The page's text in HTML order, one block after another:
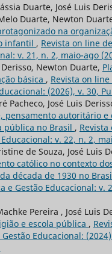
Duarte, José Luis
Duarte, Newton
na
infantil , Revista on line
v. 21, n. 2, maio-ago
Derisso, Newton Duarte,
básica , Revista on
(2026), v. 30,
Pacheco, José Luis
pensamento autoritário e
pública no Brasil ,
v. 22, n. 2,
de Souza, José Luis
católico no contexto
década de 1930 no
e Gestão Educacional: v.
Pereira , José Luis
e escola pública ,
Educacional: